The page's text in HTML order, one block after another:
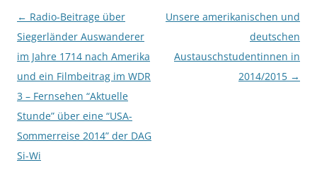
Post
navigation
← Radio-Beitrage über
Siegerländer Auswanderer
im Jahre 1714 nach Amerika
und ein Filmbeitrag im WDR
3 – Fernsehen “Aktuelle
Stunde” über eine “USA-
Sommerreise 2014” der DAG
Si-Wi
Unsere amerikanischen und
deutschen
Austauschstudentinnen in
2014/2015 →